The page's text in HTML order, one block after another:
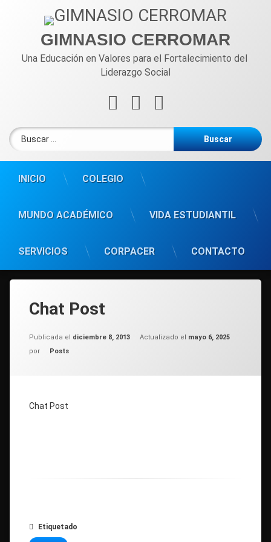
GIMNASIO CERROMAR
Una Educación en Valores para el Fortalecimiento del
Liderazgo Social
FacebookInstagram
INICIO COLEGIO
MUNDO ACADÉMICO VIDA ESTUDIANTIL
SERVICIOS CORPACER CONTACTO
Chat Post
Publicada el diciembre 8, 2013 Actualizado el mayo 6, 2025
por
Categorías:
Posts
Chat Post
Etiquetado